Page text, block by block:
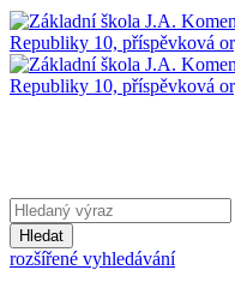
Hledat
rozšířené vyhledávání